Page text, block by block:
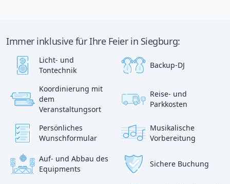
Immer inklusive für Ihre Feier in Siegburg:
Licht- und
Tontechnik
Backup-DJ
?
:)
Koordinierung mit
dem
Veranstaltungsort
p
Reise- und
Parkkosten
Persönliches
Wunschformular
Musikalische
Vorbereitung
Auf- und Abbau des
Equipments
Sichere Buchung